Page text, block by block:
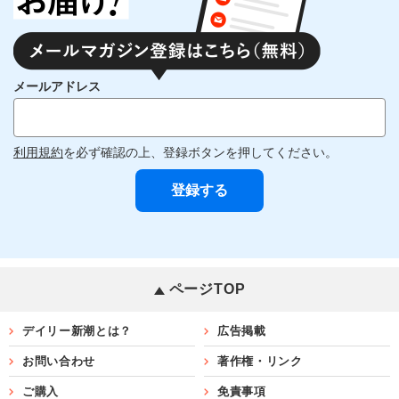
メールアドレス
利用規約を必ず確認の上、登録ボタンを押してください。
ページTOP
デイリー新潮とは？ 広告掲載
お問い合わせ 著作権・リンク
ご購入 免責事項